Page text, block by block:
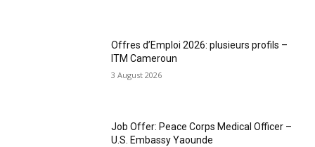
Offres d’Emploi 2026: plusieurs profils –
ITM Cameroun
3 August 2026
Job Offer: Peace Corps Medical Officer –
U.S. Embassy Yaounde